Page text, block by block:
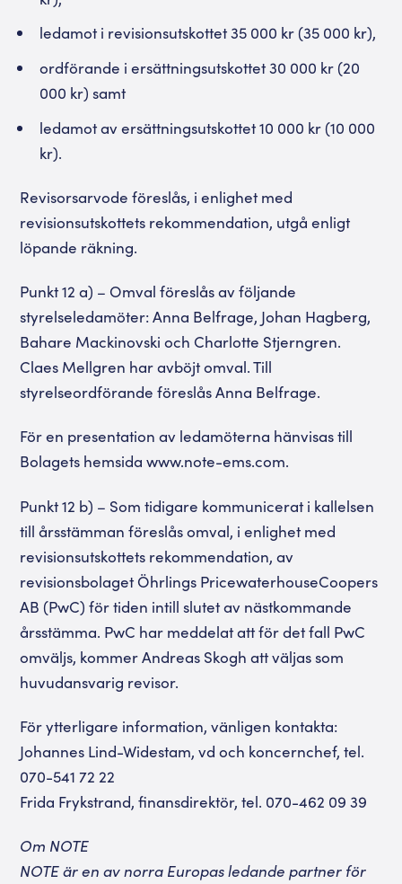
ledamot i revisionsutskottet 35 000 kr (35 000 kr),
ordförande i ersättningsutskottet 30 000 kr (20
000 kr) samt
ledamot av ersättningsutskottet 10 000 kr (10 000
kr).
Revisorsarvode föreslås, i enlighet med
revisionsutskottets rekommendation, utgå enligt
löpande räkning.
Punkt 12 a) – Omval föreslås av följande
styrelseledamöter: Anna Belfrage, Johan Hagberg,
Bahare Mackinovski och Charlotte Stjerngren.
Claes Mellgren har avböjt omval. Till
styrelseordförande föreslås Anna Belfrage.
För en presentation av ledamöterna hänvisas till
Bolagets hemsida www.note-ems.com.
Punkt 12 b) – Som tidigare kommunicerat i kallelsen
till årsstämman föreslås omval, i enlighet med
revisionsutskottets rekommendation, av
revisionsbolaget Öhrlings PricewaterhouseCoopers
AB (PwC) för tiden intill slutet av nästkommande
årsstämma. PwC har meddelat att för det fall PwC
omväljs, kommer Andreas Skogh att väljas som
huvudansvarig revisor.
För ytterligare information, vänligen kontakta:
Johannes Lind-Widestam, vd och koncernchef, tel.
070-541 72 22
Frida Frykstrand, finansdirektör, tel. 070-462 09 39
Om NOTE
NOTE är en av norra Europas ledande partner för